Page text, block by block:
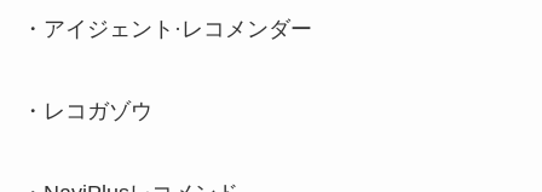
・アイジェント·レコメンダー
・レコガゾウ